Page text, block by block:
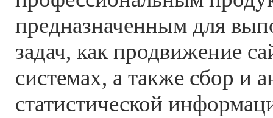
предназначенным для
задач, как продвижение
системах, а также сбор и
статистической